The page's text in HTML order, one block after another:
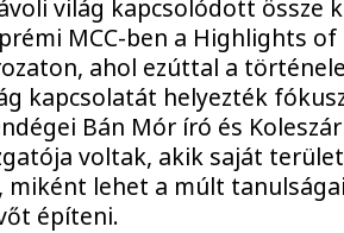
világ kapcsolódott össze
MCC-ben a Highlights
ahol ezúttal a
kapcsolatát helyezték
Bán Mór író és Koleszár
voltak, akik saját
lehet a múlt
építeni.